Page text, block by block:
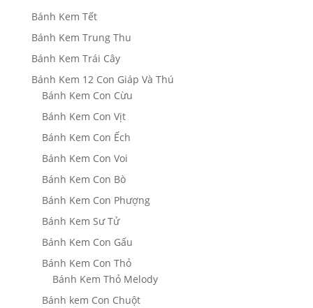
Bánh Kem Tết
Bánh Kem Trung Thu
Bánh Kem Trái Cây
Bánh Kem 12 Con Giáp Và Thú
Bánh Kem Con Cừu
Bánh Kem Con Vịt
Bánh Kem Con Ếch
Bánh Kem Con Voi
Bánh Kem Con Bò
Bánh Kem Con Phượng
Bánh Kem Sư Tử
Bánh Kem Con Gấu
Bánh Kem Con Thỏ
Bánh Kem Thỏ Melody
Bánh kem Con Chuột